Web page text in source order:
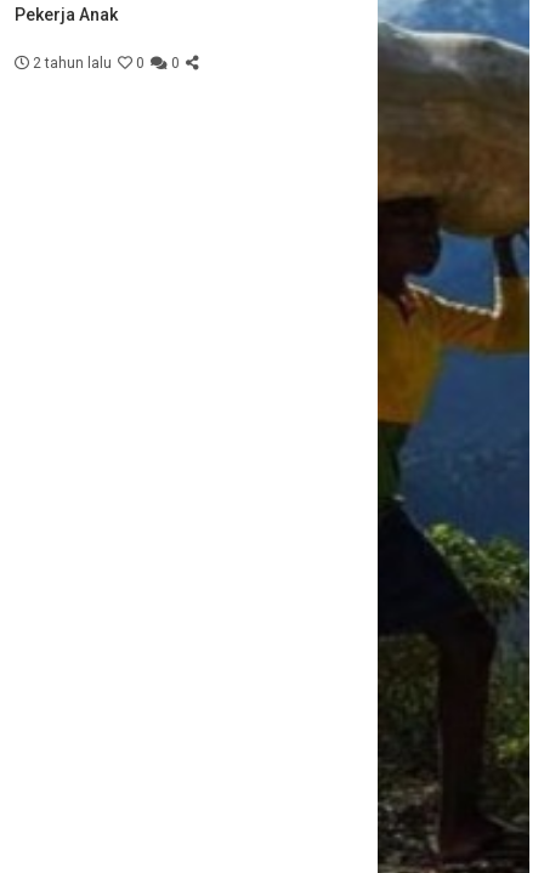
Pekerja Anak
2 tahun lalu 0 0